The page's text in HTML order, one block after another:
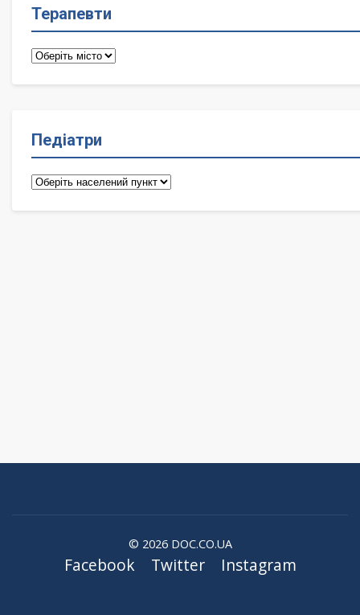
Терапевти
Терапевти
Педіатри
Педіатри
© 2026 DOC.CO.UA
Facebook Twitter Instagram